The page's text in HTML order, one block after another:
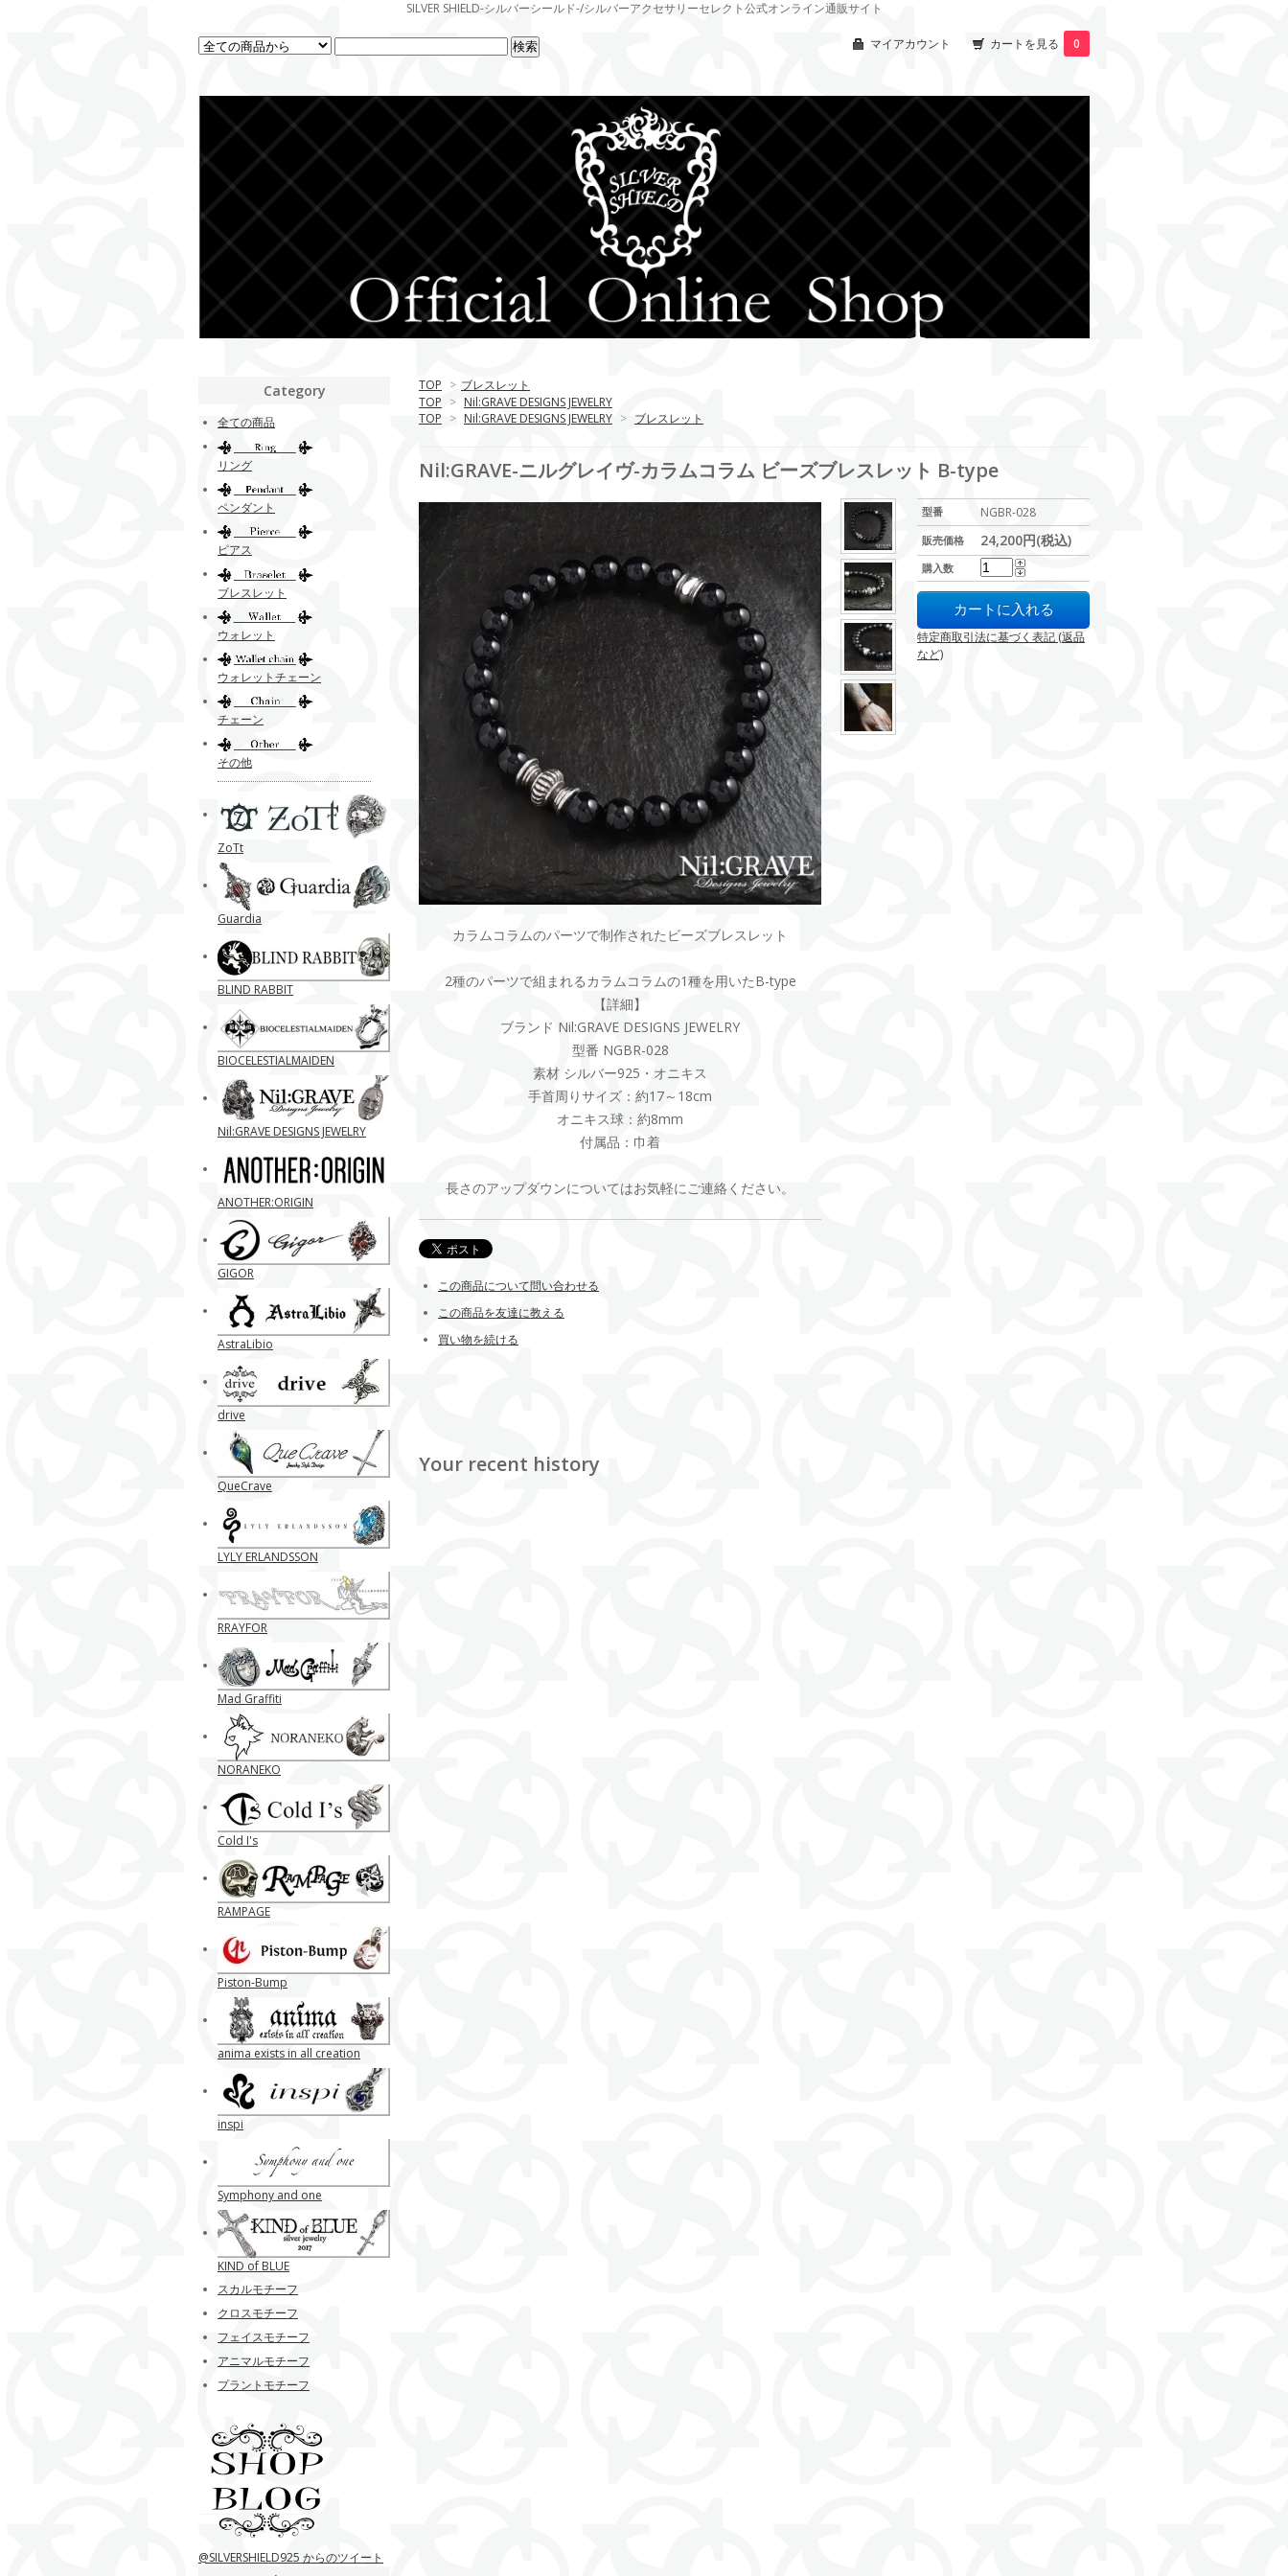
SILVER SHIELD-シルバーシールド-/シルバーアクセサリーセレクト公式オンライン通販サイト
マイアカウント カートを見る 0
TOP > ブレスレット
TOP > Nil:GRAVE DESIGNS JEWELRY
TOP > Nil:GRAVE DESIGNS JEWELRY > ブレスレット
Nil:GRAVE-ニルグレイヴ-カラムコラム ビーズブレスレット B-type
型番 NGBR-028
販売価格 24,200円(税込)
購入数
特定商取引法に基づく表記 (返品
など)
カラムコラムのパーツで制作されたビーズブレスレット
2種のパーツで組まれるカラムコラムの1種を用いたB-type
【詳細】
ブランド Nil:GRAVE DESIGNS JEWELRY
型番 NGBR-028
素材 シルバー925・オニキス
手首周りサイズ：約17～18cm
オニキス球：約8mm
付属品：巾着
長さのアップダウンについてはお気軽にご連絡ください。
この商品について問い合わせる
この商品を友達に教える
買い物を続ける
Your recent history
Category
全ての商品
リング
ペンダント
ピアス
ブレスレット
ウォレット
ウォレットチェーン
チェーン
その他
ZoTt
Guardia
BLIND RABBIT
BIOCELESTIALMAIDEN
Nil:GRAVE DESIGNS JEWELRY
ANOTHER:ORIGIN
GIGOR
AstraLibio
drive
QueCrave
LYLY ERLANDSSON
RRAYFOR
Mad Graffiti
NORANEKO
Cold I's
RAMPAGE
Piston-Bump
anima exists in all creation
inspi
Symphony and one
KIND of BLUE
スカルモチーフ
クロスモチーフ
フェイスモチーフ
アニマルモチーフ
プラントモチーフ
@SILVERSHIELD925 からのツイート